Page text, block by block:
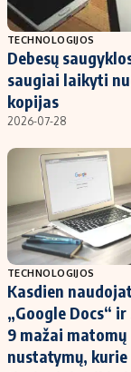
Populiarios
Investavimas
Akcijų rinka
Saulės elektrinės
Kriptovaliutos
Infliacija
Migracija
Redakcija
Apie mus
Redakcijos politika
Privatumo politika
TECHNOLOGIJOS
Debesų
saugiai laikyti
kopijas
2026-07-28
TECHNOLOGIJOS
Kasdien
„Google Docs“
9 mažai matomų
nustatymų, kurie